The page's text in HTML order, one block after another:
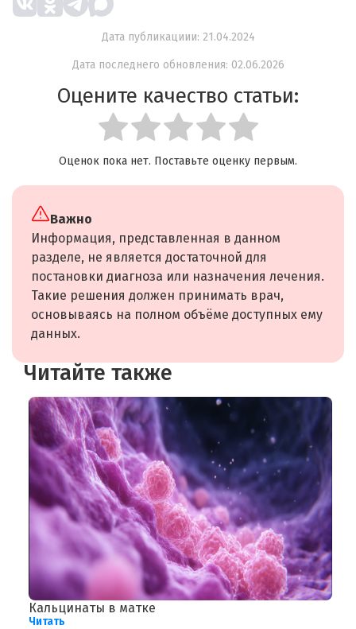
Дата публикациии: 21.04.2024
Дата последнего обновления: 02.06.2026
Оцените качество статьи:
Оценок пока нет. Поставьте оценку первым.
Важно
Информация, представленная в данном
разделе, не является достаточной для
постановки диагноза или назначения лечения.
Такие решения должен принимать врач,
основываясь на полном объёме доступных ему
данных.
Читайте также
Кальцинаты в матке
Читать